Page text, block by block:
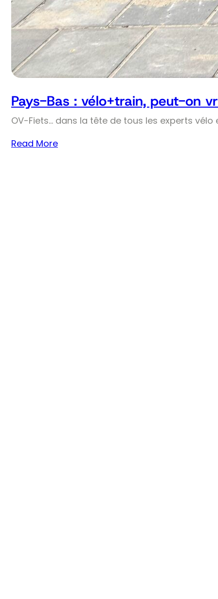
Pays-Bas : vélo+train, peut-on
OV-Fiets… dans la tête de tous les experts
Read More